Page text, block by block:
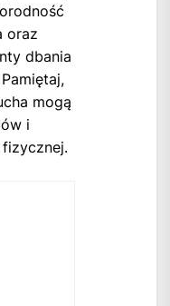
oraz
dbania
mogą
i